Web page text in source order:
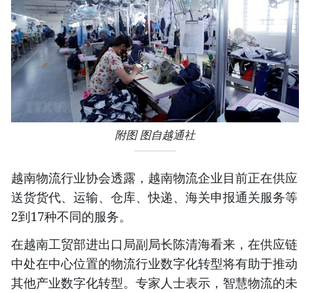
附图 图自越通社
越南物流行业协会透露，越南物流企业目前正在供应
送货货代、运输、仓库、快递、海关申报通关服务等
2到17种不同的服务。
在越南工贸部进出口局副局长陈清海看来，在供应链
中处在中心位置的物流行业数字化转型将有助于推动
其他产业数字化转型。专家人士表示，智慧物流的未